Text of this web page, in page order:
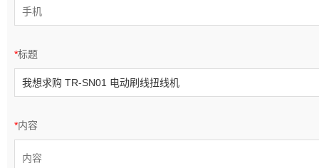
*标题
*内容